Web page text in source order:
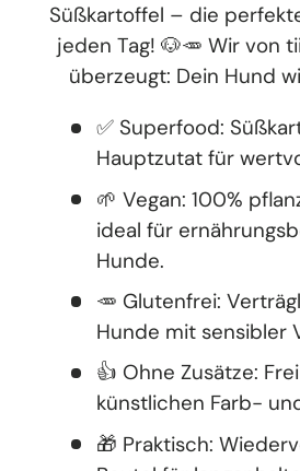
Süßkartoffel – die
jeden Tag! 🐶🥕 Wir von
überzeugt: Dein Hund
✅ Superfood:
Hauptzutat für
🌱 Vegan: 100%
ideal für
Hunde.
🥕 Glutenfrei:
Hunde mit sensibler
👍 Ohne Zusätze:
künstlichen Farb-
🎁 Praktisch: